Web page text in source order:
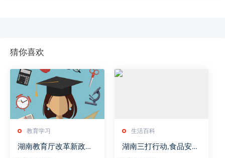
猜你喜欢
教育学习
湖南教育厅改革新政解
生活百科
湖南三打行动,食品安全